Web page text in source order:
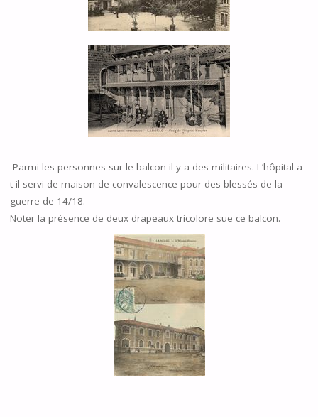
Parmi les personnes sur le balcon il y a des militaires. L’hôpital a-
t-il servi de maison de convalescence pour des blessés de la
guerre de 14/18.
Noter la présence de deux drapeaux tricolore sue ce balcon.